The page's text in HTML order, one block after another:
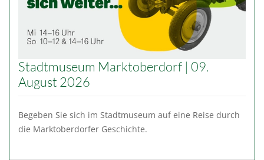
Stadtmuseum Marktoberdorf | 09.
August 2026
Begeben Sie sich im Stadtmuseum auf eine Reise durch
die Marktoberdorfer Geschichte.